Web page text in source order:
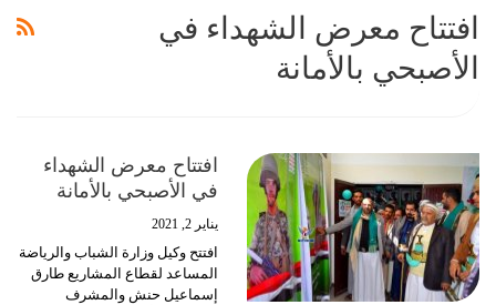
افتتاح معرض الشهداء في
الأصبحي بالأمانة
افتتاح معرض الشهداء
في الأصبحي بالأمانة
يناير 2, 2021
افتتح وكيل وزارة الشباب والرياضة
المساعد لقطاع المشاريع طارق
إسماعيل حنش والمشرف